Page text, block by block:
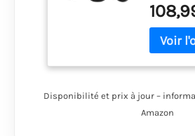
LES
ACTION
Mini
résolution
Disponibilité et prix à jour –
Amazon